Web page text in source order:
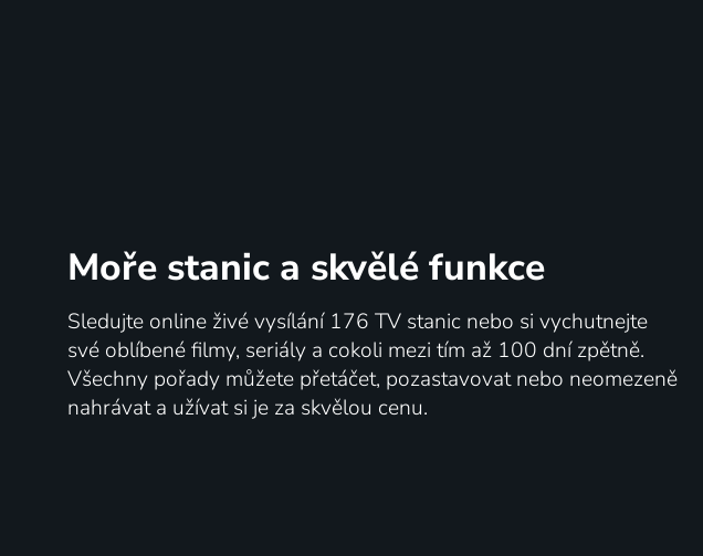
Moře stanic a skvělé funkce
Sledujte online živé vysílání 176 TV stanic nebo si vychutnejte
své oblíbené filmy, seriály a cokoli mezi tím až 100 dní zpětně.
Všechny pořady můžete přetáčet, pozastavovat nebo neomezeně
nahrávat a užívat si je za skvělou cenu.